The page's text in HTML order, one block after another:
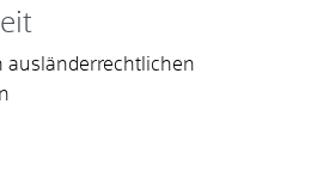
ausländerrechtlichen